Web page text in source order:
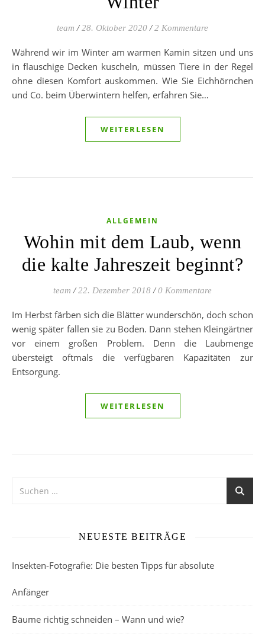
team / 28. Oktober 2020 / 2 Kommentare
Während wir im Winter am warmen Kamin sitzen und uns
in flauschige Decken kuscheln, müssen Tiere in der Regel
ohne diesen Komfort auskommen. Wie Sie Eichhörnchen
und Co. beim Überwintern helfen, erfahren Sie…
WEITERLESEN
ALLGEMEIN
Wohin mit dem Laub, wenn
die kalte Jahreszeit beginnt?
team / 22. Dezember 2018 / 0 Kommentare
Im Herbst färben sich die Blätter wunderschön, doch schon
wenig später fallen sie zu Boden. Dann stehen Kleingärtner
vor einem großen Problem. Denn die Laubmenge
übersteigt oftmals die verfügbaren Kapazitäten zur
Entsorgung.
WEITERLESEN
NEUESTE BEITRÄGE
Insekten-Fotografie: Die besten Tipps für absolute
Anfänger
Bäume richtig schneiden – Wann und wie?